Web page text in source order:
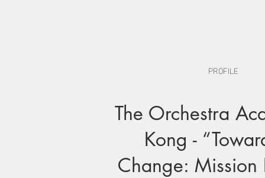
PROFILE
The Orchestra
Kong -
Change: Mission